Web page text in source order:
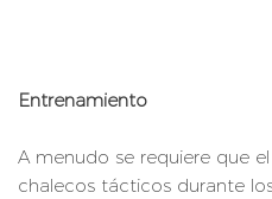
Entrenamiento
A menudo se requiere que
chalecos tácticos durante